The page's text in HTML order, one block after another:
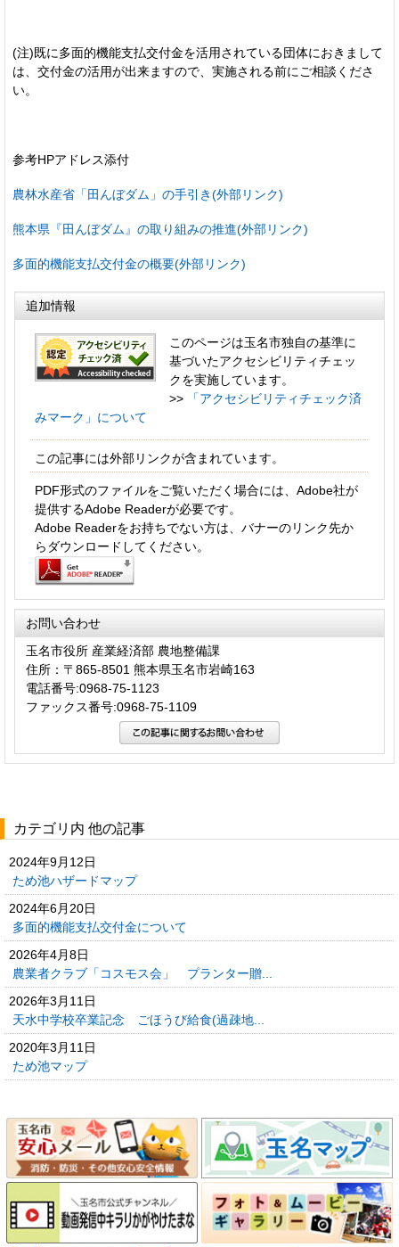
(注)既に多面的機能支払交付金を活用されている団体におきまして
は、交付金の活用が出来ますので、実施される前にご相談くださ
い。
参考HPアドレス添付
農林水産省「田んぼダム」の手引き(外部リンク)
熊本県『田んぼダム』の取り組みの推進(外部リンク)
多面的機能支払交付金の概要(外部リンク)
追加情報
このページは玉名市独自の基準に
基づいたアクセシビリティチェッ
クを実施しています。
>>
「アクセシビリティチェック済
みマーク」について
この記事には外部リンクが含まれています。
PDF形式のファイルをご覧いただく場合には、Adobe社が
提供するAdobe Readerが必要です。
Adobe Readerをお持ちでない方は、バナーのリンク先か
らダウンロードしてください。
お問い合わせ
玉名市役所 産業経済部 農地整備課
住所：〒865-8501 熊本県玉名市岩崎163
電話番号:0968-75-1123
ファックス番号:0968-75-1109
カテゴリ内 他の記事
2024年9月12日
ため池ハザードマップ
2024年6月20日
多面的機能支払交付金について
2026年4月8日
農業者クラブ「コスモス会」 プランター贈...
2026年3月11日
天水中学校卒業記念 ごほうび給食(過疎地...
2020年3月11日
ため池マップ